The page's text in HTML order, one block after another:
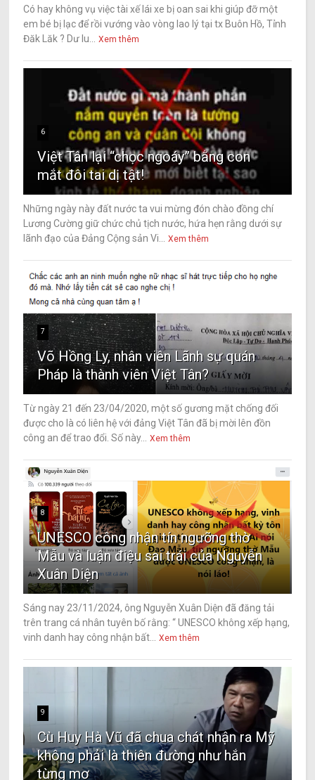
Có hay không vụ việc tài xế lái xe bị oan sai khi giúp đỡ một
em bé bị lạc để rồi vướng vào vòng lao lý tại tx Buôn Hồ, Tỉnh
Đăk Lăk ? Dư lu...
Xem thêm
6
Việt Tân lại “chọc ngoáy” bằng con
mắt đôi tai dị tật!
Những ngày này đất nước ta vui mừng đón chào đồng chí
Lương Cường giữ chức chủ tịch nước, hứa hẹn rằng dưới sự
lãnh đạo của Đảng Cộng sản Vi...
Xem thêm
7
Võ Hồng Ly, nhân viên Lãnh sự quán
Pháp là thành viên Việt Tân?
Từ ngày 21 đến 23/04/2020, một số gương mặt chống đối
được cho là có liên hệ với đảng Việt Tân đã bị mời lên đồn
công an để trao đổi. Số này...
Xem thêm
8
UNESCO công nhận tín ngưỡng thờ
Mẫu và luận điệu sai trái của Nguyễn
Xuân Diện
Sáng nay 23/11/2024, ông Nguyễn Xuân Diện đã đăng tải
trên trang cá nhân tuyên bố rằng: “ UNESCO không xếp hạng,
vinh danh hay công nhận bất...
Xem thêm
9
Cù Huy Hà Vũ đã chua chát nhận ra Mỹ
không phải là thiên đường như hắn
từng mơ